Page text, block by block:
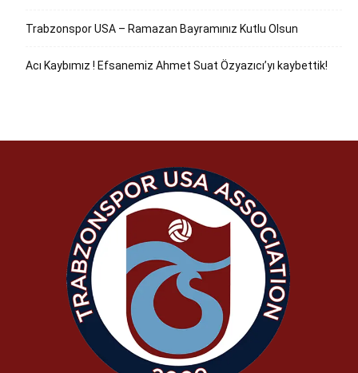
Trabzonspor USA – Ramazan Bayramınız Kutlu Olsun
Acı Kaybımız ! Efsanemiz Ahmet Suat Özyazıcı’yı kaybettik!